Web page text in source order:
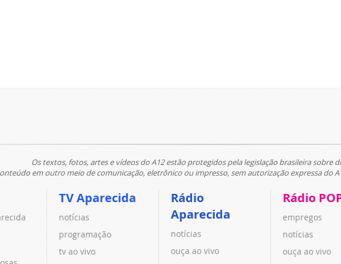
Os textos, fotos, artes e vídeos do A12 estão protegidos pela legislação brasileira sobre
em outro meio de comunicação, eletrônico ou impresso, sem autorização expressa do
TV Aparecida
notícias
programação
tv ao vivo
Rádio
Aparecida
notícias
ouça ao vivo
Rádio
empregos
notícias
ouça ao vivo